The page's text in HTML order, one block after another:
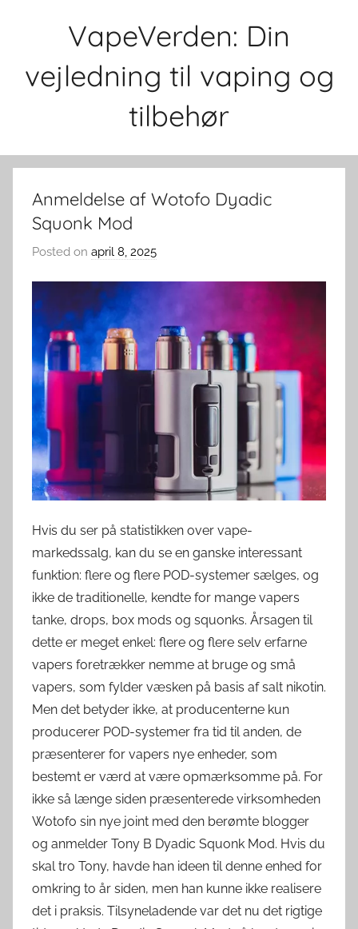
VapeVerden: Din
vejledning til vaping og
tilbehør
Anmeldelse af Wotofo Dyadic
Squonk Mod
Posted on april 8, 2025
p
e
d
e
n
Hvis du ser på statistikken over vape-
markedssalg, kan du se en ganske interessant
funktion: flere og flere POD-systemer sælges, og
ikke de traditionelle, kendte for mange vapers
tanke, drops, box mods og squonks. Årsagen til
dette er meget enkel: flere og flere selv erfarne
vapers foretrækker nemme at bruge og små
vapers, som fylder væsken på basis af salt nikotin.
Men det betyder ikke, at producenterne kun
producerer POD-systemer fra tid til anden, de
præsenterer for vapers nye enheder, som
bestemt er værd at være opmærksomme på. For
ikke så længe siden præsenterede virksomheden
Wotofo sin nye joint med den berømte blogger
og anmelder Tony B Dyadic Squonk Mod. Hvis du
skal tro Tony, havde han ideen til denne enhed for
omkring to år siden, men han kunne ikke realisere
det i praksis. Tilsyneladende var det nu det rigtige